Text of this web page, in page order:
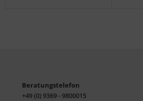
Beratungstelefon
+49 (0) 9369 - 9800015